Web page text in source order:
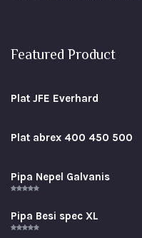
Featured Product
Plat JFE Everhard
Plat abrex 400 450 500
Pipa Nepel Galvanis
Pipa Besi spec XL